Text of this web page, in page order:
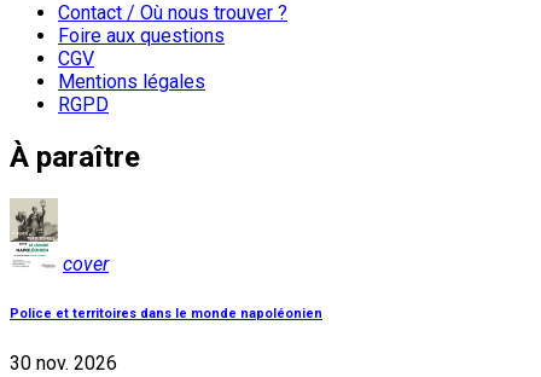
Contact / Où nous trouver ?
Foire aux questions
CGV
Mentions légales
RGPD
À paraître
cover
Police et territoires dans le monde napoléonien
30 nov. 2026